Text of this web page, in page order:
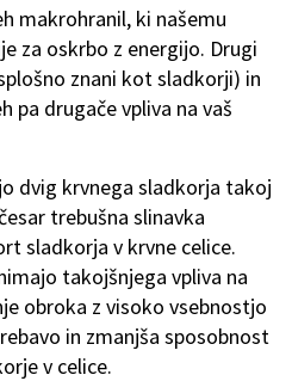
makrohranil, ki našemu
za oskrbo z energijo. Drugi
znani kot sladkorji) in
pa drugače vpliva na vaš
dvig krvnega sladkorja takoj
trebušna slinavka
sladkorja v krvne celice.
takojšnjega vpliva na
obroka z visoko vsebnostjo
in zmanjša sposobnost
v celice.